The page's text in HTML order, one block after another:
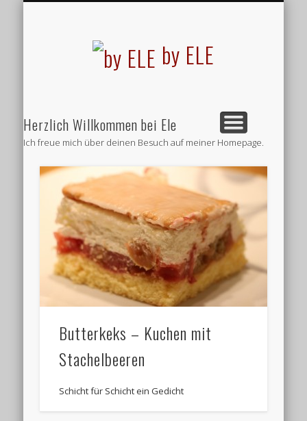
by ELE
Herzlich Willkommen bei Ele
Ich freue mich über deinen Besuch auf meiner Homepage.
Butterkeks – Kuchen mit
Stachelbeeren
Schicht für Schicht ein Gedicht